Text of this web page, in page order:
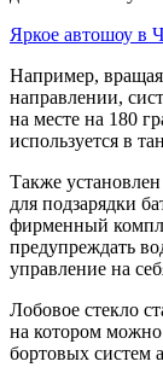
Яркое автошоу в
Например,
направлении,
на месте на 180
используется в
Также
для подзарядки
фирменный
предупреждать
управление на
Лобовое стекло
на котором
бортовых систем